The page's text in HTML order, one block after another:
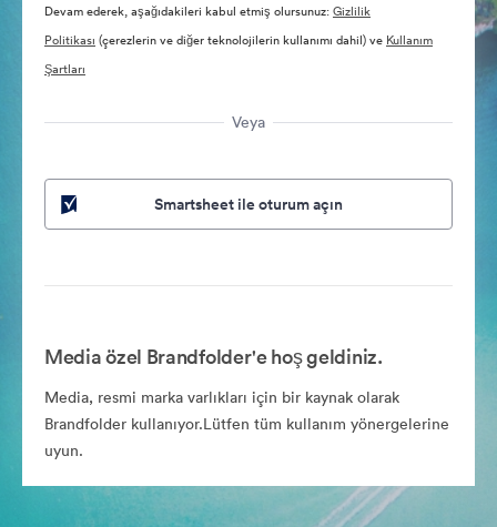
Devam ederek, aşağıdakileri kabul etmiş olursunuz:Gizlilik
Politikası (çerezlerin ve diğer teknolojilerin kullanımı dahil) ve Kullanım
Şartları
Veya
Smartsheet ile oturum açın
Media özel Brandfolder'e hoş geldiniz.
Media, resmi marka varlıkları için bir kaynak olarak
Brandfolder kullanıyor.Lütfen tüm kullanım yönergelerine
uyun.